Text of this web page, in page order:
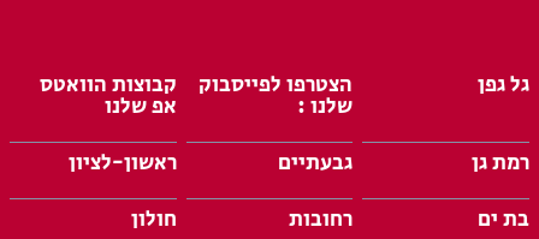
גל גפן הצטרפו לפייסבוק
שלנו :
קבוצות הוואטס
אפ שלנו
רמת גן
גבעתיים
ראשון-לציון
בת ים
רחובות
חולון